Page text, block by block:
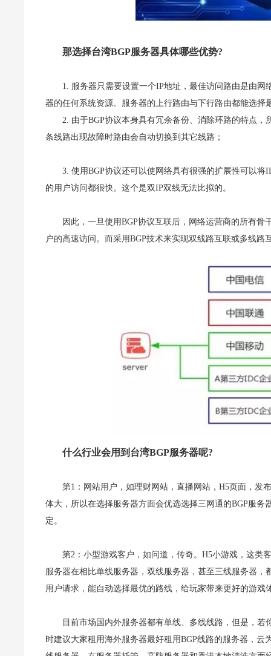
那选择台湾BGP服务器具体哪些优势?
1. 服务器只需要设置一个IP地址，最佳访问路由是由
器的任何系统资源。服务器的上行路由与下行路由都能选
2. 由于BGP协议本身具有冗余备份、消除环路的特点
条线路出现故障时路由会自动切换到其它线路；
3. 使用BGP协议还可以使网络具有很强的扩展性可以
的用户访问都很快。这个是双IP双线无法比拟的。
因此，一旦使用BGP协议互联后，网络运营商的所有
户的高速访问。而采用BGP技术来实现双线路互联或多线
什么行业会用到台湾BGP服务器呢?
第1：网站用户，如理财网站，直播网站，H5页面，发
体大，所以在选择服务器方面会优选选择三网通的BGP服
定。
第2：小型游戏客户，如问道，传奇。H5小游戏，这类
服务器在相比单线服务器，双线服务器，甚至三线服务器
用户请求，能自动选择最优的路线，给玩家带来更好的游戏
目前市场国内外服务器都有单线、多线线路，但是，
时建议大家租用海外服务器最好租用BGP线路的服务器，云